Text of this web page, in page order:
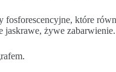
które
jaskrawe, żywe zabarwienie.